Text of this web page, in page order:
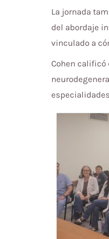
La jornada
del abordaje
vinculado a
Cohen